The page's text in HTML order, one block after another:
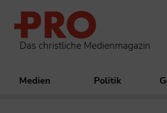
Das christliche Medienmagazin
Medien Politik